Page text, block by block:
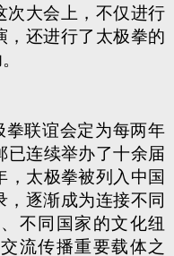
次大会上，不仅进行
，还进行了太极拳的
拳联谊会定为每两年
已连续举办了十余届
，太极拳被列入中国
逐渐成为连接不同
不同国家的文化纽
流传播重要载体之